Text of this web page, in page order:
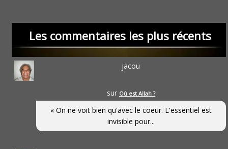
Les commentaires les plus récents
jacou
sur Où est Allah ?
« On ne voit bien qu'avec le coeur. L'essentiel est
invisible pour...